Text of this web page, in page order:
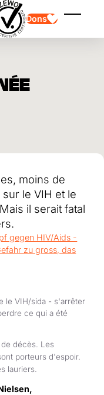
Dons
moins de
le VIH et le
il serait fatal
le VIH/sida - s'arrêter
ce qui a été
décès. Les
porteurs d'espoir.
lauriers.